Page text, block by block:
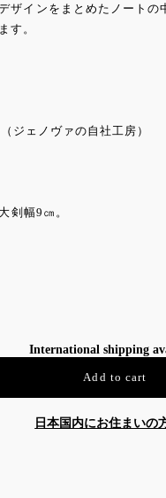
ザインをまとめたノートの
す。
ジェノヴァの自社工房）
剣幅9㎝。
International shipping
Add to cart
日本国内にお住まいの